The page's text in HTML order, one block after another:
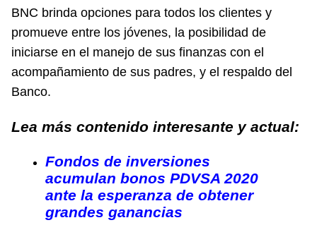
BNC brinda opciones para todos los clientes y
promueve entre los jóvenes, la posibilidad de
iniciarse en el manejo de sus finanzas con el
acompañamiento de sus padres, y el respaldo del
Banco.
Lea más contenido interesante y actual:
Fondos de inversiones
acumulan bonos PDVSA 2020
ante la esperanza de obtener
grandes ganancias